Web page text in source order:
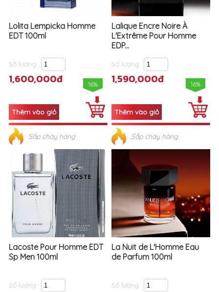
Lolita Lempicka Homme
EDT 100ml
Số lượng
1,600,000đ 16%
Sắp cháy hàng
Lalique Encre Noire À
L'Extrême Pour Homme
EDP...
Số lượng
1,590,000đ 16%
Sắp cháy hàng
Lacoste Pour Homme EDT
Sp Men 100ml
Số lượng
La Nuit de L'Homme Eau
de Parfum 100ml
Số lượng